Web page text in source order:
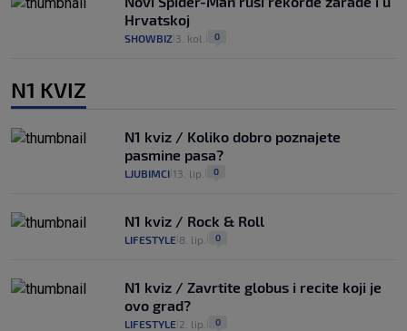
Hrvatskoj
SHOWBIZ 3. kol. 0
N1 KVIZ
N1 kviz / Koliko dobro poznajete
pasmine pasa?
LJUBIMCI 13. lip. 0
N1 kviz / Rock & Roll
LIFESTYLE 8. lip. 0
N1 kviz / Zavrtite globus i recite koji je
ovo grad?
LIFESTYLE 2. lip. 0